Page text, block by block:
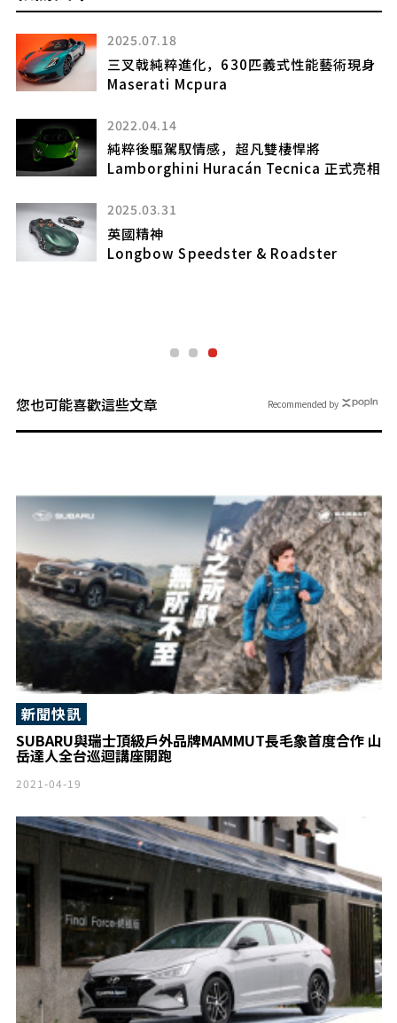
2025.07.18
三叉戟純粹進化，630匹義式性能藝術現身
Maserati Mcpura
2022.04.14
純粹後驅駕馭情感，超凡雙棲悍將
Lamborghini Huracán Tecnica 正式亮相
2025.03.31
英國精神
Longbow Speedster & Roadster
您也可能喜歡這些文章
SUBARU與瑞士頂級戶外品牌MAMMUT長毛象首度合作 山
岳達人全台巡迴講座開跑
新聞快訊
2021-04-19
Recommended by